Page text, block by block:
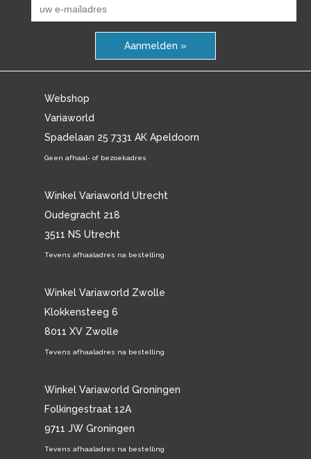
Aanmelden »
Webshop
Variaworld
Spadelaan 25 7331 AK Apeldoorn
Geen afhaal- of bezoekadres
Winkel Variaworld Utrecht
Oudegracht 218
3511 NS Utrecht
Tevens afhaaladres na bestelling
Winkel Variaworld Zwolle
Klokkensteeg 6
8011 XV Zwolle
Tevens afhaaladres na bestelling
Winkel Variaworld Groningen
Folkingestraat 12A
9711 JW Groningen
Tevens afhaaladres na bestelling